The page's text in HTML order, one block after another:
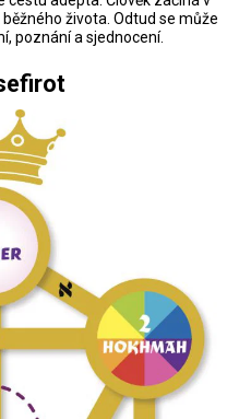
života. Odtud se může
poznání a sjednocení.